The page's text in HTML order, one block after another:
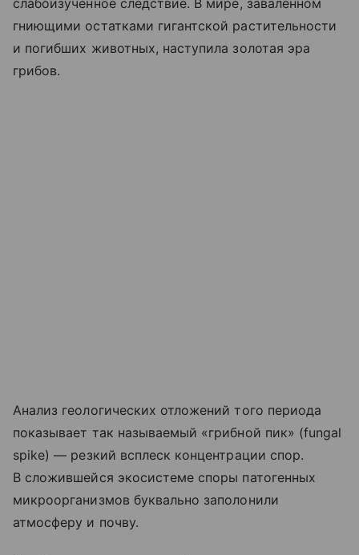
слабоизученное следствие. В мире, заваленном
гниющими остатками гигантской растительности
и погибших животных, наступила золотая эра
грибов.
Анализ геологических отложений того периода
показывает так называемый «грибной пик» (fungal
spike) — резкий всплеск концентрации спор.
В сложившейся экосистеме споры патогенных
микроорганизмов буквально заполонили
атмосферу и почву.